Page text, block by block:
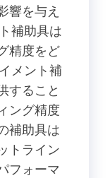
響を与え
補助具は
精度をど
メント補
すること
ング精度
補助具は
トライン
フォーマ